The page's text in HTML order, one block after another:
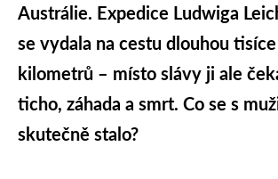
Austrálie. Expedice Ludwiga
se vydala na cestu dlouhou tisíce
kilometrů – místo slávy ji ale
ticho, záhada a smrt. Co se s
skutečně stalo?